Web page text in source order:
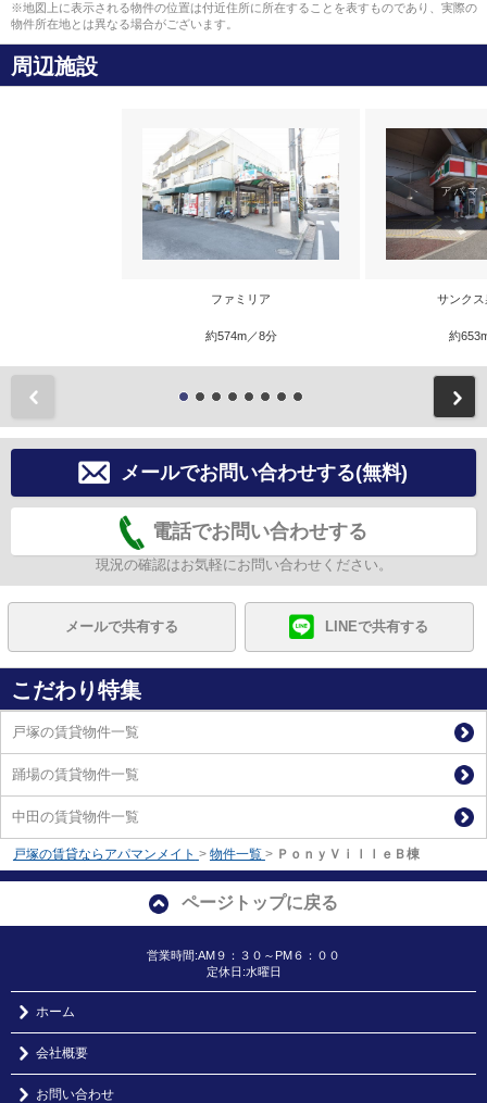
※地図上に表示される物件の位置は付近住所に所在することを表すものであり、実際の
物件所在地とは異なる場合がございます。
周辺施設
ファミリア
約574m／8分
サンク
約
メールでお問い合わせする(無料)
電話でお問い合わせする
現況の確認はお気軽にお問い合わせください。
メールで共有する LINEで共有する
こだわり特集
戸塚の賃貸物件一覧
踊場の賃貸物件一覧
中田の賃貸物件一覧
戸塚の賃貸ならアパマンメイト > 物件一覧 > ＰｏｎｙＶｉｌｌｅＢ棟
ページトップに戻る
営業時間:AM９：３０～PM６：００
定休日:水曜日
ホーム
会社概要
お問い合わせ